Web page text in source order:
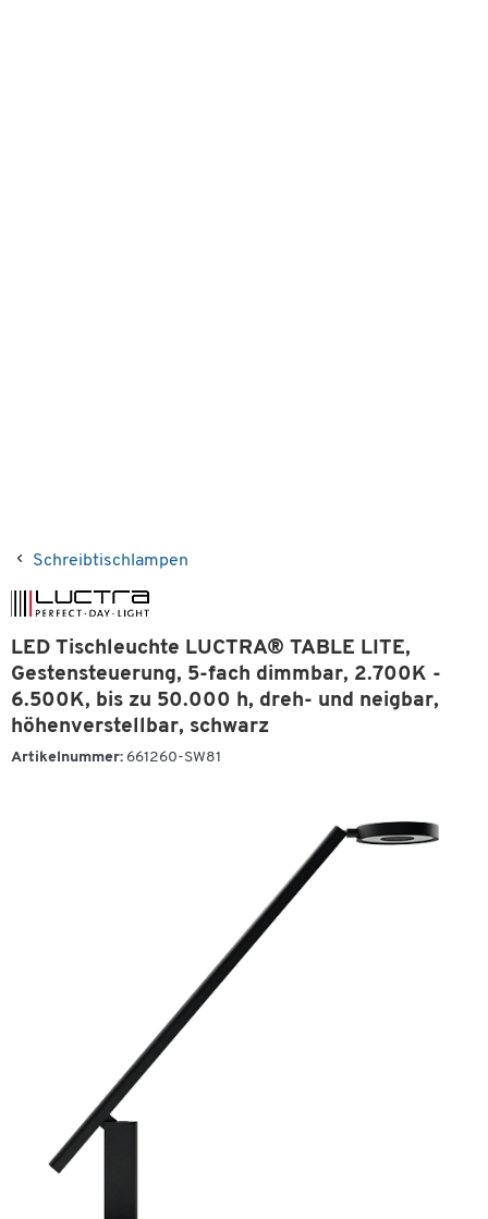
Schreibtischlampen
LED Tischleuchte LUCTRA® TABLE LITE,
Gestensteuerung, 5-fach dimmbar, 2.700K -
6.500K, bis zu 50.000 h, dreh- und neigbar,
höhenverstellbar, schwarz
Artikelnummer: 661260-SW81